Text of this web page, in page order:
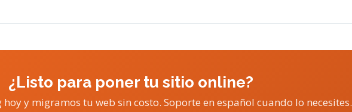
¿Listo para poner tu sitio online?
y migramos tu web sin costo. Soporte en español cuando lo necesites.